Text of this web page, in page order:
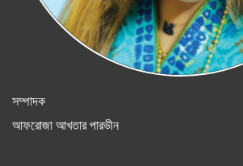
সম্পাদক
আফরোজা আখতার পারভীন